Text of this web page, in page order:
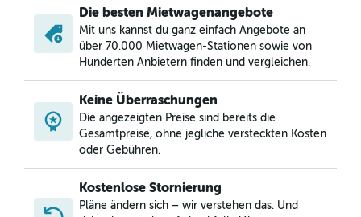
Mietwagen in Midtown, San Antonio
Mietwagen in Near East Side, San Antonio
Mietwagen in North Central, San Antonio
Mietwagen in Northeast Side, San Antonio
Mietwagen in Northwest Side, San Antonio
Mietwagen in Palm Heights, San Antonio
Die besten Mietwagenangebote
Mit uns kannst du ganz einfach Angebote an
über 70.000 Mietwagen-Stationen sowie von
Hunderten Anbietern finden und vergleichen.
Keine Überraschungen
Die angezeigten Preise sind bereits die
Gesamtpreise, ohne jegliche versteckten Kosten
oder Gebühren.
Kostenlose Stornierung
Pläne ändern sich – wir verstehen das. Und